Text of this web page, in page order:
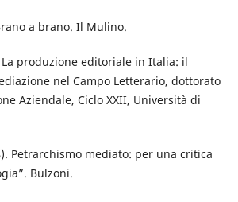
a brano. Il Mulino.
La produzione editoriale in Italia: il
nel Campo Letterario, dottorato
Aziendale, Ciclo XXII, Università di
Petrarchismo mediato: per una critica
Bulzoni.